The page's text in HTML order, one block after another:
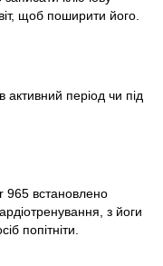
щоб поширити його.
активний період чи під
965 встановлено
з йоги
попітніти.